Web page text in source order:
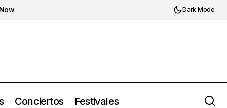
Dark Mode
Conciertos Festivales